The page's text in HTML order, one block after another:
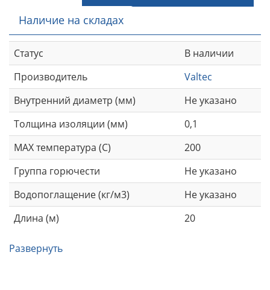
Наличие на складах
Статус
В наличии
Производитель
Valtec
Внутренний диаметр (мм)
Не указано
Толщина изоляции (мм)
0,1
MAX температура (С)
200
Группа горючести
Не указано
Водопоглащение (кг/м3)
Не указано
Длина (м)
20
Развернуть